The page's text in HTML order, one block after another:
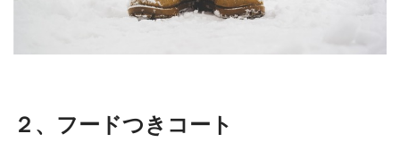
２、フードつきコート